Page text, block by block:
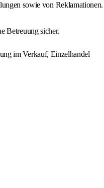
sowie von Reklamationen.
Betreuung sicher.
im Verkauf, Einzelhandel